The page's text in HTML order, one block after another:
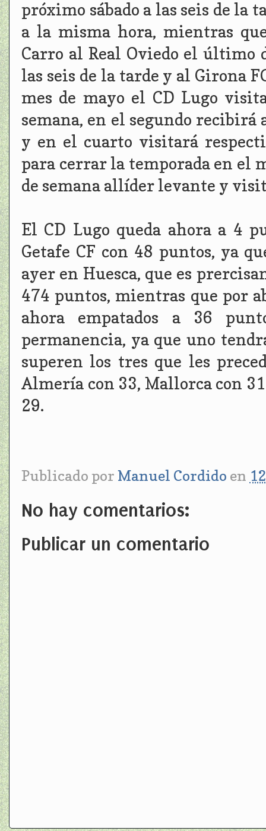
próximo sábado a las seis de la
a la misma hora, mientras
Carro al Real Oviedo el último
las seis de la tarde y al Girona
mes de mayo el CD Lugo
semana, en el segundo
y en el cuarto visitará
para cerrar la temporada en el
de semana allíder levante y
El CD Lugo queda ahora a 4
Getafe CF con 48 puntos, ya
ayer en Huesca, que es
474 puntos, mientras que por
ahora empatados a 36
permanencia, ya que uno
superen los tres que les
Almería con 33, Mallorca con
29.
Publicado por Manuel Cordido en
No hay comentarios:
Publicar un comentario